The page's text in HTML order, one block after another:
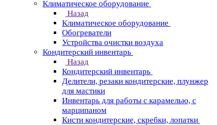
Климатическое оборудование
Назад
Климатическое оборудование
Обогреватели
Устройства очистки воздуха
Кондитерский инвентарь
Назад
Кондитерский инвентарь
Делители, резаки кондитерские, плунжер
для мастики
Инвентарь для работы с карамелью, с
марципаном
Кисти кондитерские, скребки, лопатки